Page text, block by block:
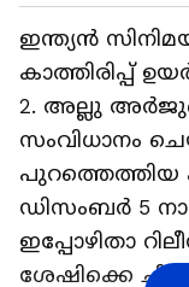
ഇന്ത്യന്‍
കാത്തിരിപ്പ്
2. അല്ലു
സംവിധാനം
ഡിസംബര്‍ 5
ഇപ്പോഴിതാ
ശേഷിക്കെ